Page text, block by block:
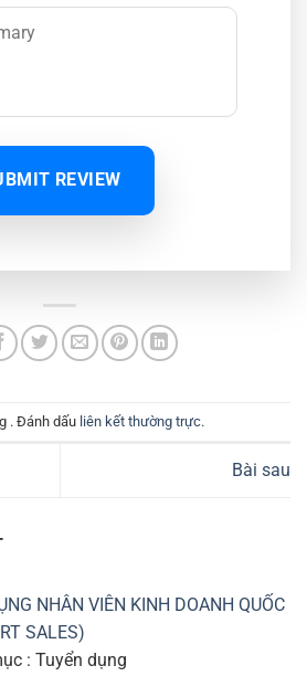
REVIEW
. Đánh dấu liên kết thường trực.
Bài sau
NHÂN VIÊN KINH DOANH QUỐC
SALES)
: Tuyển dụng